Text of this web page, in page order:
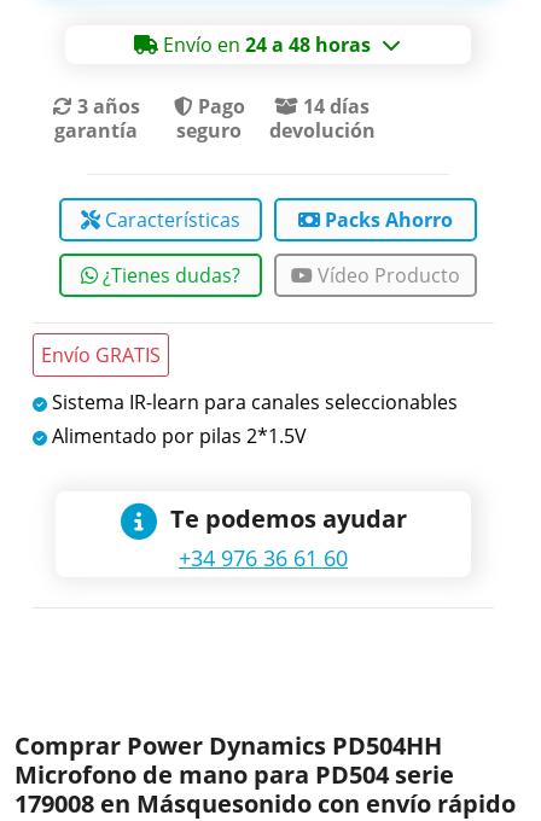
Envío GRATIS
Sistema IR-learn para canales seleccionables
Alimentado por pilas 2*1.5V
Te podemos ayudar
+34 976 36 61 60
Envío en24 a 48 horas
3 años
garantía
Pago
seguro
14 días
devolución
Características Packs Ahorro
¿Tienes dudas? Vídeo Producto
Comprar Power Dynamics PD504HH
Microfono de mano para PD504 serie
179008 en Másquesonido con envío rápido